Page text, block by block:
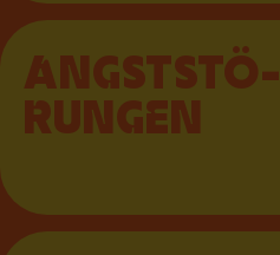
ANGST­STÖ­
RUN­GEN